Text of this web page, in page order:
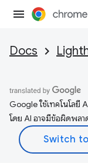
Docs
Google ใช้เทคโนโลยี
โดย AI อาจมีข้อผิดพลา